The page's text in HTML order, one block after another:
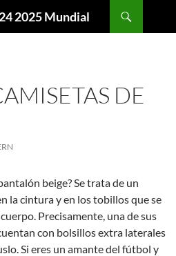
2025 Mundial
DE
beige? Se trata de un
la cintura y en los tobillos que se
Precisamente, una de sus
con bolsillos extra laterales
Si eres un amante del fútbol y